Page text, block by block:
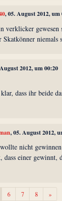
, 05. August 2012, um
verklicker
niemals
2012, um 00:20
dass ihr beide
, 05. August 2012,
nicht
dass einer gewinnt,
6 7 8 »Weiter